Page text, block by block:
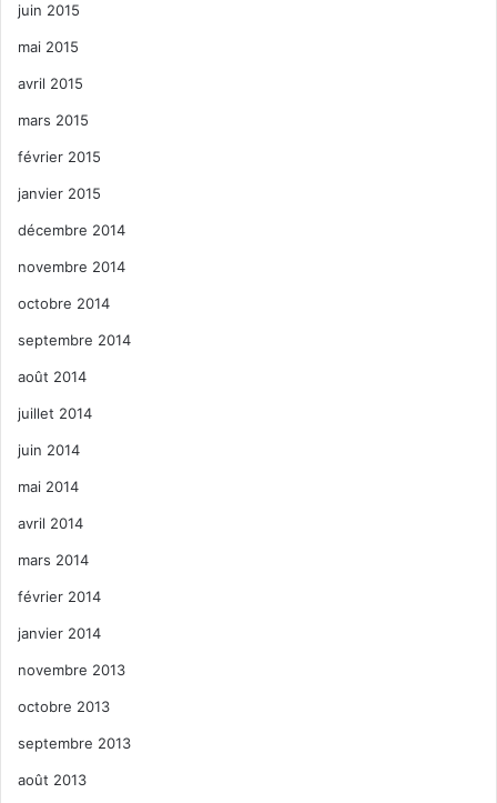
juin 2015
mai 2015
avril 2015
mars 2015
février 2015
janvier 2015
décembre 2014
novembre 2014
octobre 2014
septembre 2014
août 2014
juillet 2014
juin 2014
mai 2014
avril 2014
mars 2014
février 2014
janvier 2014
novembre 2013
octobre 2013
septembre 2013
août 2013